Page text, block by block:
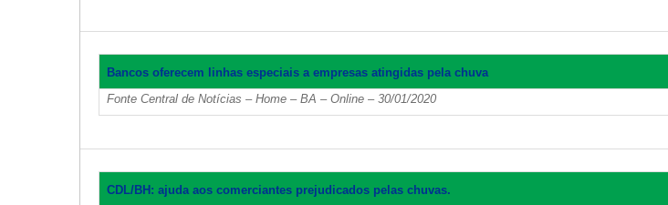
Bancos oferecem linhas especiais a empresas atingidas pela chuva
Fonte Central de Notícias – Home – BA – Online – 30/01/2020
CDL/BH: ajuda aos comerciantes prejudicados pelas chuvas.